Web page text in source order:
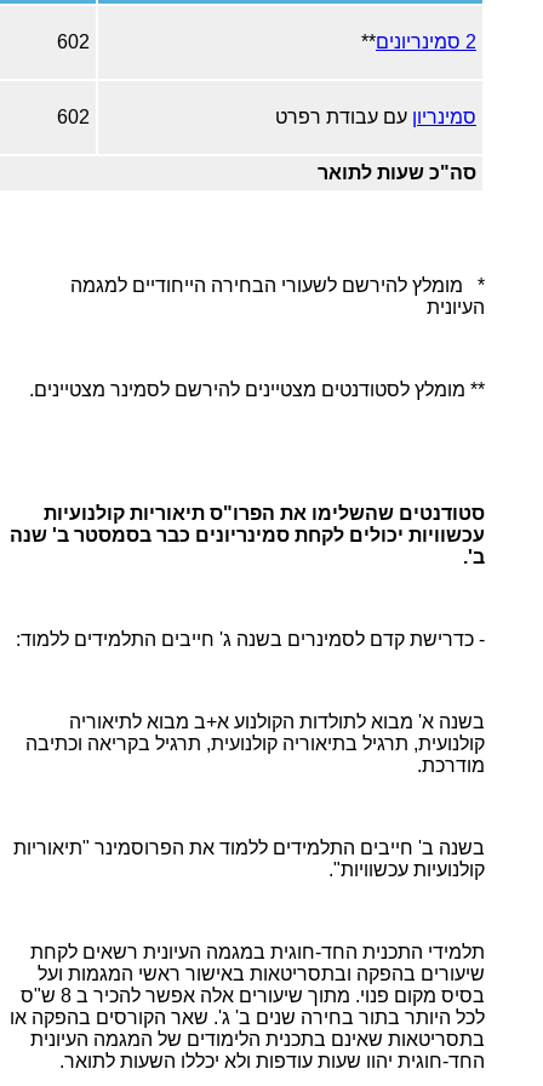
2 סמינריונים **
602
סמינריון עם עבודת רפרט 602
סה"כ שעות לתואר
* מומלץ להירשם לשעורי הבחירה הייחודיים למגמה
העיונית
** מומלץ לסטודנטים מצטיינים להירשם לסמינר מצטיינים.
סטודנטים שהשלימו את הפרו"ס תיאוריות קולנועיות
עכשוויות יכולים לקחת סמינריונים כבר בסמסטר ב' שנה
ב'.
- כדרישת קדם לסמינרים בשנה ג' חייבים התלמידים ללמוד:
בשנה א' מבוא לתולדות הקולנוע א+ב מבוא לתיאוריה
קולנועית, תרגיל בתיאוריה קולנועית, תרגיל בקריאה וכתיבה
מודרכת.
בשנה ב' חייבים התלמידים ללמוד את הפרוסמינר "תיאוריות
קולנועיות עכשוויות".
תלמידי התכנית החד-חוגית במגמה העיונית רשאים לקחת
שיעורים בהפקה ובתסריטאות באישור ראשי המגמות ועל
בסיס מקום פנוי. מתוך שיעורים אלה אפשר להכיר ב 8 ש"ס
לכל היותר בתור בחירה שנים ב' ג'. שאר הקורסים בהפקה או
בתסריטאות שאינם בתכנית הלימודים של המגמה העיונית
החד-חוגית יהוו שעות עודפות ולא יכללו השעות לתואר.